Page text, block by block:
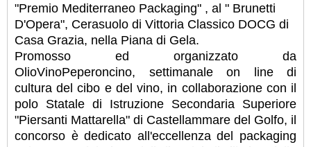
"Premio Mediterraneo Packaging" , al " Brunetti
D'Opera", Cerasuolo di Vittoria Classico DOCG di
Casa Grazia, nella Piana di Gela.
Promosso ed organizzato da
OlioVinoPeperoncino, settimanale on line di
cultura del cibo e del vino, in collaborazione con il
polo Statale di Istruzione Secondaria Superiore
"Piersanti Mattarella" di Castellammare del Golfo, il
concorso è dedicato all'eccellenza del packaging